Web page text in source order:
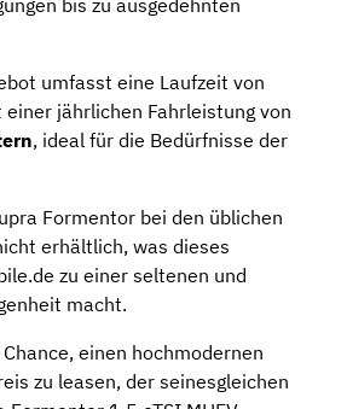
bis zu ausgedehnten
umfasst eine Laufzeit von
einer jährlichen Fahrleistung von
, ideal für die Bedürfnisse der
Formentor bei den üblichen
erhältlich, was dieses
zu einer seltenen und
macht.
einen hochmodernen
zu leasen, der seinesgleichen